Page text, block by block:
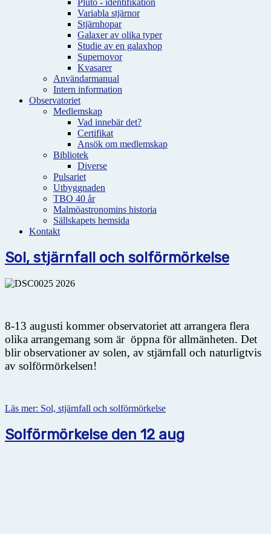
Pluto - identifikation
Variabla stjärnor
Stjärnhopar
Galaxer av olika typer
Studie av en galaxhop
Supernovor
Kvasarer
Användarmanual
Intern information
Observatoriet
Medlemskap
Vad innebär det?
Certifikat
Ansök om medlemskap
Bibliotek
Diverse
Pulsariet
Utbyggnaden
TBO 40 år
Malmöastronomins historia
Sällskapets hemsida
Kontakt
Sol, stjärnfall och solförmörkelse
8-13 augusti kommer observatoriet att arrangera flera
olika arrangemang som är öppna för allmänheten. Det
blir observationer av solen, av stjärnfall och naturligtvis
av solförmörkelsen!
Läs mer: Sol, stjärnfall och solförmörkelse
Solförmörkelse den 12 aug